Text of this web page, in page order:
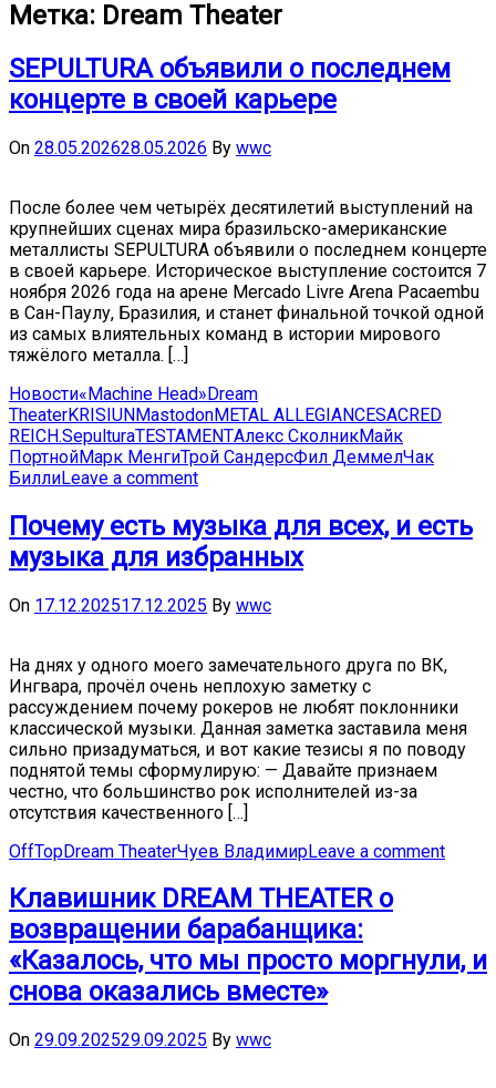
Метка: Dream Theater
SEPULTURA объявили о последнем
концерте в своей карьере
On 28.05.202628.05.2026 By wwc
После более чем четырёх десятилетий выступлений на
крупнейших сценах мира бразильско-американские
металлисты SEPULTURA объявили о последнем концерте
в своей карьере. Историческое выступление состоится 7
ноября 2026 года на арене Mercado Livre Arena Pacaembu
в Сан-Паулу, Бразилия, и станет финальной точкой одной
из самых влиятельных команд в истории мирового
тяжёлого металла. […]
Новости«Machine Head»Dream
TheaterKRISIUNMastodonMETAL ALLEGIANCESACRED
REICH.SepulturaTESTAMENTАлекс СколникМайк
ПортнойМарк МенгиТрой СандерсФил ДеммелЧак
БиллиLeave a comment
Почему есть музыка для всех, и есть
музыка для избранных
On 17.12.202517.12.2025 By wwc
На днях у одного моего замечательного друга по ВК,
Ингвара, прочёл очень неплохую заметку с
рассуждением почему рокеров не любят поклонники
классической музыки. Данная заметка заставила меня
сильно призадуматься, и вот какие тезисы я по поводу
поднятой темы сформулирую: — Давайте признаем
честно, что большинство рок исполнителей из-за
отсутствия качественного […]
OffTopDream TheaterЧуев ВладимирLeave a comment
Клавишник DREAM THEATER о
возвращении барабанщика:
«Казалось, что мы просто моргнули, и
снова оказались вместе»
On 29.09.202529.09.2025 By wwc